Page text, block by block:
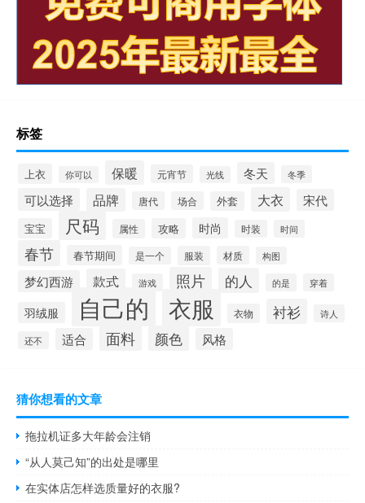
标签
上衣 你可以 保暖 元宵节 光线 冬天 冬季
可以选择 品牌 唐代 场合 外套 大衣 宋代
宝宝 尺码 属性 攻略 时尚 时装 时间
春节 春节期间 是一个 服装 材质 构图
梦幻西游 款式 游戏 照片 的人 的是 穿着
羽绒服 自己的 衣服 衣物 衬衫 诗人
还不 适合 面料 颜色 风格
猜你想看的文章
拖拉机证多大年龄会注销
“从人莫己知”的出处是哪里
在实体店怎样选质量好的衣服?